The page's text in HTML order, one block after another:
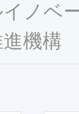
ノベ
機構